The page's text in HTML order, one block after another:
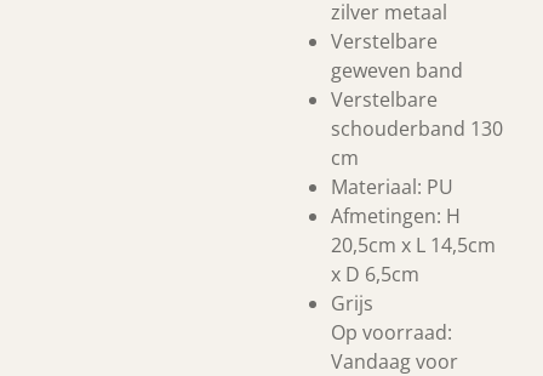
zilver metaal
Verstelbare
geweven band
Verstelbare
schouderband 130
cm
Materiaal: PU
Afmetingen: H
20,5cm x L 14,5cm
x D 6,5cm
Grijs
Op voorraad:
Vandaag voor